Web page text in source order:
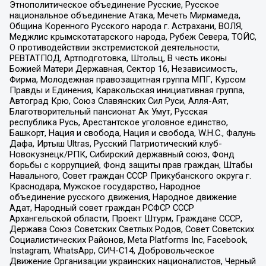
Этнополитическое объединение Русские, Русское
национальное объединение Атака, Мечеть Мирмамеда,
Община Коренного Русского народа г. Астрахани, ВОЛЯ,
Меджлис крымскотатарского народа, Рубеж Севера, ТОЙС,
О противодействии экстремистской деятельности,
РЕВТАТПОД, Артподготовка, Штольц, В честь иконы
Божией Матери Державная, Сектор 16, Независимость,
Фирма, Молодежная правозащитная группа МПГ, Курсом
Правды и Единения, Каракольская инициативная группа,
Автоград Крю, Союз Славянских Сил Руси, Алля-Аят,
Благотворительный пансионат Ак Умут, Русская
республика Русь, Арестантское уголовное единство,
Башкорт, Нация и свобода, Нация и свобода, W.H.С., Фалунь
Дафа, Иртыш Ultras, Русский Патриотический клуб-
Новокузнецк/РПК, Сибирский державный союз, Фонд
борьбы с коррупцией, Фонд защиты прав граждан, Штабы
Навального, Совет граждан СССР Прикубанского округа г.
Краснодара, Мужское государство, Народное
объединение русского движения, Народное движение
Адат, Народный совет граждан РСФСР СССР
Архангельской области, Проект Штурм, Граждане СССР,
Держава Союз Советских Светлых Родов, Совет Советских
Социалистических Районов, Meta Platforms Inc, Facebook,
Instagram, WhatsApp, СИЧ-С14, Добровольческое
Движение Организации украинских националистов, Черный